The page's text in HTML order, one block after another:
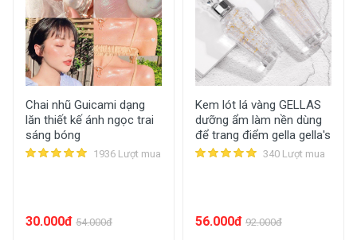
Chai nhũ Guicami dạng
lăn thiết kế ánh ngọc trai
sáng bóng
1936 Lượt mua
30.000đ 54.000đ
Kem lót lá vàng GELLAS
dưỡng ẩm làm nền dùng
để trang điểm gella gella's
340 Lượt mua
56.000đ 92.000đ